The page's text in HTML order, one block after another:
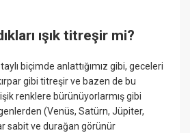
ışık titreşir mi?
biçimde anlattığımız gibi, geceleri
kırpar gibi titreşir ve bazen de bu
renklere bürünüyorlarmış gibi
(Venüs, Satürn, Jüpiter,
sabit ve durağan görünür